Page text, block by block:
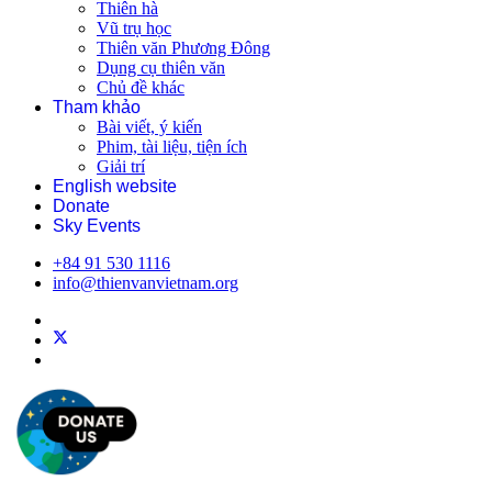
Thiên hà
Vũ trụ học
Thiên văn Phương Đông
Dụng cụ thiên văn
Chủ đề khác
Tham khảo
Bài viết, ý kiến
Phim, tài liệu, tiện ích
Giải trí
English website
Donate
Sky Events
+84 91 530 1116
info@thienvanvietnam.org